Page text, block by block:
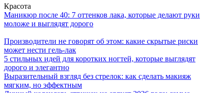
Красота
Маникюр после 40: 7 оттенков лака, которые делают руки
моложе и выглядят дорого
Производители не говорят об этом: какие скрытые риски
может нести гель-лак
5 стильных идей для коротких ногтей, которые выглядят
дорого и элегантно
Выразительный взгляд без стрелок: как сделать макияж
мягким, но эффектным